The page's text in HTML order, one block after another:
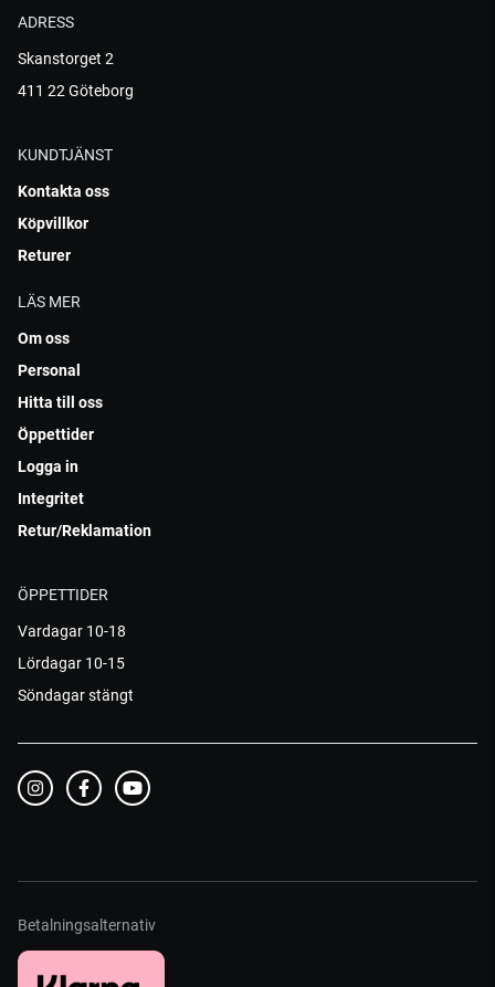
ADRESS
Skanstorget 2
411 22 Göteborg
KUNDTJÄNST
Kontakta oss
Köpvillkor
Returer
LÄS MER
Om oss
Personal
Hitta till oss
Öppettider
Logga in
Integritet
Retur/Reklamation
ÖPPETTIDER
Vardagar 10-18
Lördagar 10-15
Söndagar stängt
Betalningsalternativ